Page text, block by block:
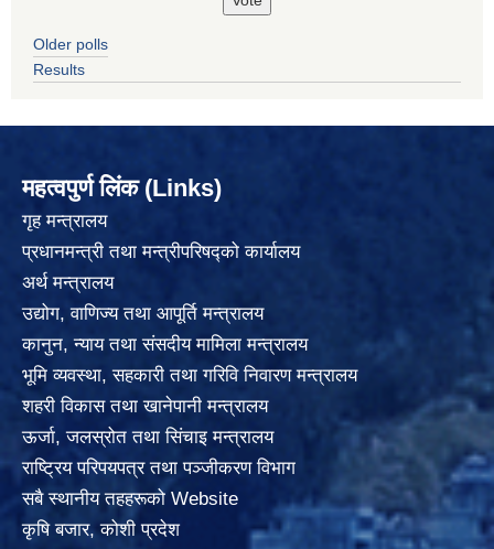
Older polls
Results
महत्वपुर्ण लिंक (Links)
गृह मन्त्रालय
प्रधानमन्त्री तथा मन्त्रीपरिषद्को कार्यालय
अर्थ मन्त्रालय
उद्योग, वाणिज्य तथा आपूर्ति मन्त्रालय
कानुन, न्याय तथा संसदीय मामिला मन्त्रालय
भूमि व्यवस्था, सहकारी तथा गरिवि निवारण मन्त्रालय
शहरी विकास तथा खानेपानी मन्त्रालय
ऊर्जा, जलस्रोत तथा सिंचाइ मन्त्रालय
राष्ट्रिय परिपयपत्र तथा पञ्जीकरण विभाग
सबै स्थानीय तहहरूको Website
कृषि बजार, कोशी प्रदेश